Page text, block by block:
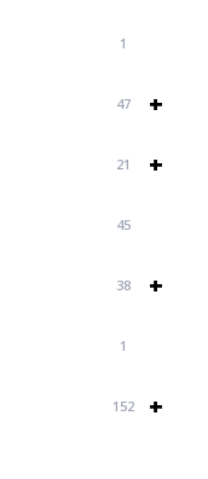
1
+
47
+
21
45
+
38
1
+
152